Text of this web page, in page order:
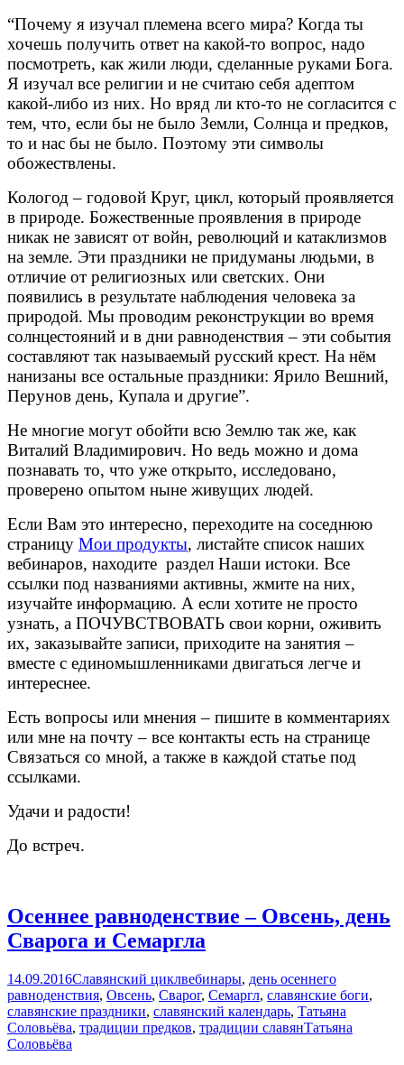
“Почему я изучал племена всего мира? Когда ты
хочешь получить ответ на какой-то вопрос, надо
посмотреть, как жили люди, сделанные руками Бога.
Я изучал все религии и не считаю себя адептом
какой-либо из них. Но вряд ли кто-то не согласится с
тем, что, если бы не было Земли, Солнца и предков,
то и нас бы не было. Поэтому эти символы
обожествлены.
Кологод – годовой Круг, цикл, который проявляется
в природе. Божественные проявления в природе
никак не зависят от войн, революций и катаклизмов
на земле. Эти праздники не придуманы людьми, в
отличие от религиозных или светских. Они
появились в результате наблюдения человека за
природой. Мы проводим реконструкции во время
солнцестояний и в дни равноденствия – эти события
составляют так называемый русский крест. На нём
нанизаны все остальные праздники: Ярило Вешний,
Перунов день, Купала и другие”.
Не многие могут обойти всю Землю так же, как
Виталий Владимирович. Но ведь можно и дома
познавать то, что уже открыто, исследовано,
проверено опытом ныне живущих людей.
Если Вам это интересно, переходите на соседнюю
страницу Мои продукты, листайте список наших
вебинаров, находите раздел Наши истоки. Все
ссылки под названиями активны, жмите на них,
изучайте информацию. А если хотите не просто
узнать, а ПОЧУВСТВОВАТЬ свои корни, оживить
их, заказывайте записи, приходите на занятия –
вместе с единомышленниками двигаться легче и
интереснее.
Есть вопросы или мнения – пишите в комментариях
или мне на почту – все контакты есть на странице
Связаться со мной, а также в каждой статье под
ссылками.
Удачи и радости!
До встреч.
Осеннее равноденствие – Овсень, день
Сварога и Семаргла
14.09.2016Славянский циклвебинары, день осеннего
равноденствия, Овсень, Сварог, Семаргл, славянские боги,
славянские праздники, славянский календарь, Татьяна
Соловьёва, традиции предков, традиции славянТатьяна
Соловьёва